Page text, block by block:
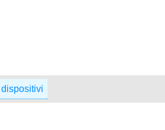
dispositivi